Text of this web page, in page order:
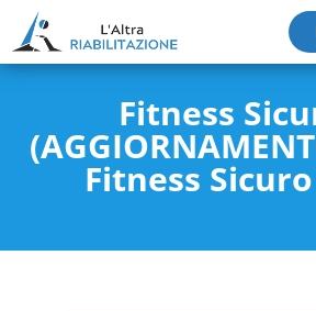
Fitness
Fitness Sicuro